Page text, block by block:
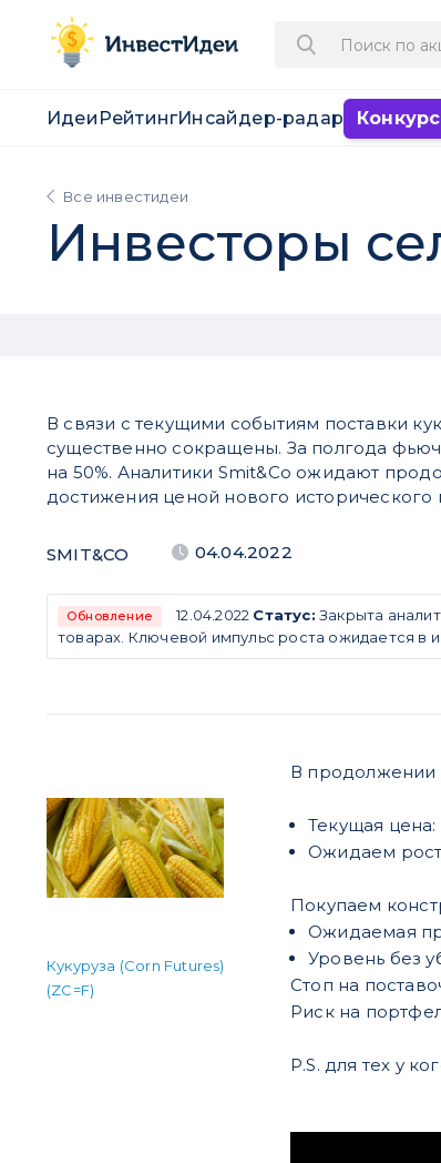
Идеи РейтингИнсайдер-радар
Все инвестидеи
Инвесторы
В связи с текущими событиям поставки
существенно сокращены. За полгода
на 50%. Аналитики Smit&Co ожидают
достижения ценой нового исторического
SMIT&CO 04.04.2022
Обновление 12.04.2022 Статус: Закрыта
товарах. Ключевой импульс роста ожидается в
Кукуруза (Corn Futures)
(ZC=F)
В продолжении
Текущая цена:
Ожидаем
Покупаем
Ожидаемая
Уровень без
Стоп на
Риск на
P.S. для тех у